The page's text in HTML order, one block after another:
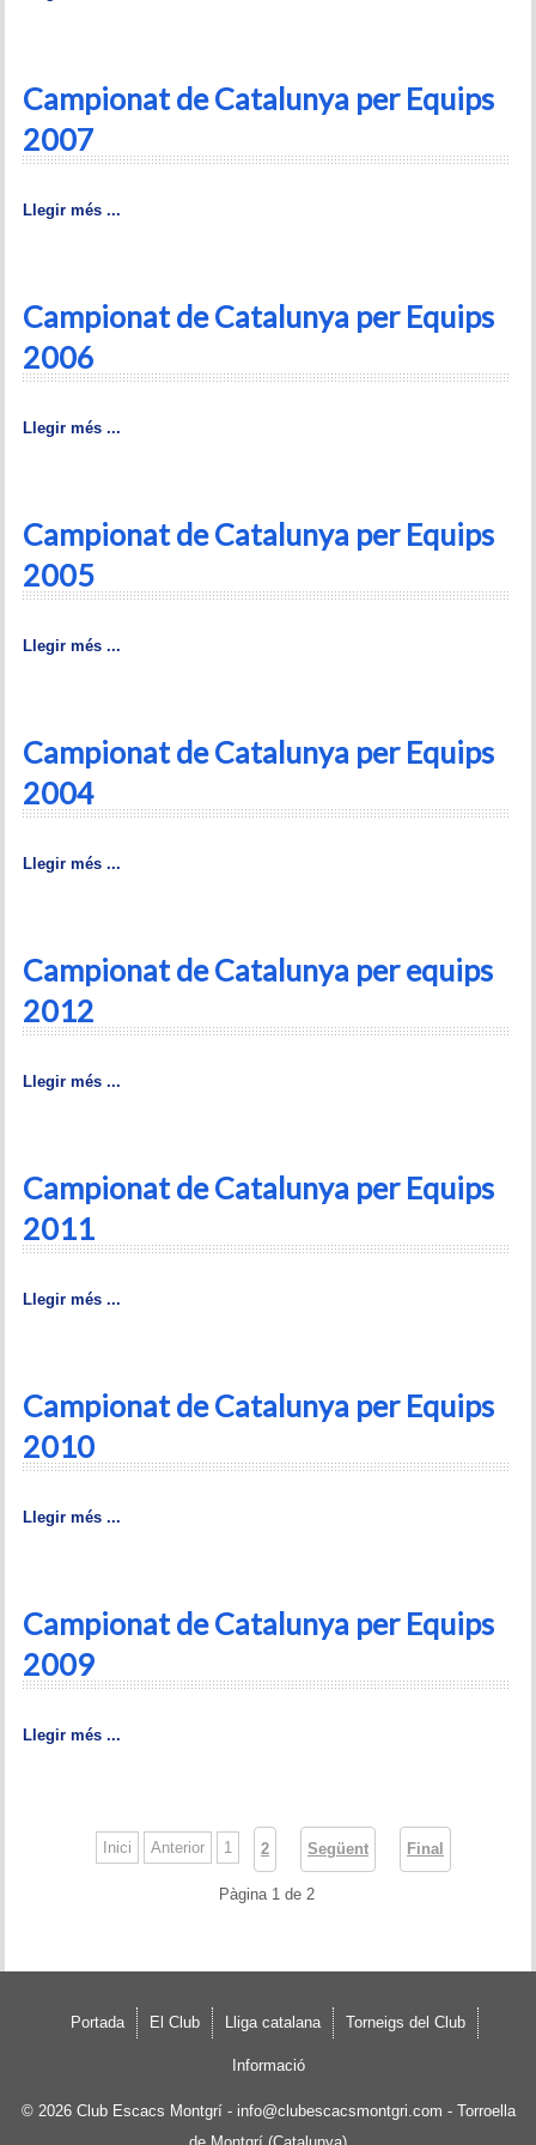
Historial del torneig de Nadal
Historial del torneig llampec
INFORMACIÓ
Memòries
Teoria i problemes
Obertures
Tàctica
Llibres
Altres tornejos
Campionat de Catalunya per Equips
2007
Llegir més ...
Campionat de Catalunya per Equips
2006
Llegir més ...
Campionat de Catalunya per Equips
2005
Llegir més ...
Campionat de Catalunya per Equips
2004
Llegir més ...
Campionat de Catalunya per equips
2012
Llegir més ...
Campionat de Catalunya per Equips
2011
Llegir més ...
Campionat de Catalunya per Equips
2010
Llegir més ...
Campionat de Catalunya per Equips
2009
Llegir més ...
Inici Anterior 1 2 Següent Final
Pàgina 1 de 2
Portada El Club Lliga catalana Torneigs del Club
Informació
© 2026 Club Escacs Montgrí- info@clubescacsmontgri.com - Torroella
de Montgrí (Catalunya)